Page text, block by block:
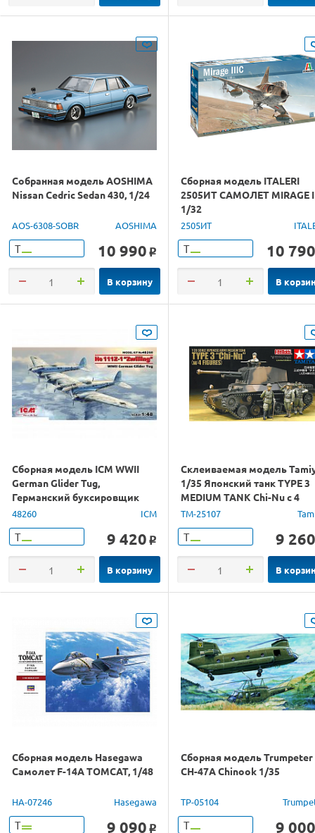
Собранная модель AOSHIMA
Nissan Cedric Sedan 430, 1/24
AOS-6308-SOBR AOSHIMA
Т 10 990 o
В корзину
Сборная модель ITALERI
2505ИТ САМОЛЕТ MIRAGE
1/32
2505ИТ
Т 10 790
В
Сборная модель ICM WWII
German Glider Tug,
Германский буксировщик
планеров II МВ, 1/48
48260 ICM
Т 9 420 o
В корзину
Склеиваемая модель
1/35 Японский танк TYPE 3
MEDIUM TANK Chi-Nu с 4
фигурами
TM-25107
Т 9 260
В
Сборная модель Hasegawa
Самолет F-14A TOMCAT, 1/48
HA-07246 Hasegawa
Т 9 090 o
Сборная модель Trumpeter
CH-47A Chinook 1/35
TP-05104
Т 9 000